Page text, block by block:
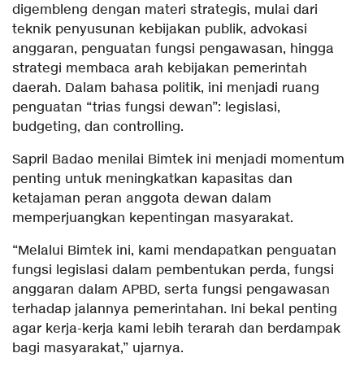
digembleng dengan materi strategis, mulai dari
teknik penyusunan kebijakan publik, advokasi
anggaran, penguatan fungsi pengawasan, hingga
strategi membaca arah kebijakan pemerintah
daerah. Dalam bahasa politik, ini menjadi ruang
penguatan “trias fungsi dewan”: legislasi,
budgeting, dan controlling.
Sapril Badao menilai Bimtek ini menjadi momentum
penting untuk meningkatkan kapasitas dan
ketajaman peran anggota dewan dalam
memperjuangkan kepentingan masyarakat.
“Melalui Bimtek ini, kami mendapatkan penguatan
fungsi legislasi dalam pembentukan perda, fungsi
anggaran dalam APBD, serta fungsi pengawasan
terhadap jalannya pemerintahan. Ini bekal penting
agar kerja-kerja kami lebih terarah dan berdampak
bagi masyarakat,” ujarnya.